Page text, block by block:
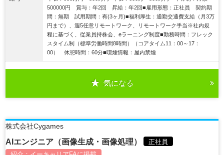
500000円 賞与：年2回 昇給：年2回■雇用形態：正社員 契約期
間：無期 試用期間：有(3ヶ月)■福利厚生：通勤交通費支給（月3万
円まで）、週5任意リモートワーク、リモートワーク手当※社内規
程に基づく、従業員持株会、eラーニング制度■勤務時間：フレック
スタイム制（標準労働時間8時間）（コアタイム11：00～17：
00） 休憩時間：60分■喫煙情報：屋内禁煙
気になる
株式会社Cygames
AIエンジニア（画像生成・画像処理）
正社員